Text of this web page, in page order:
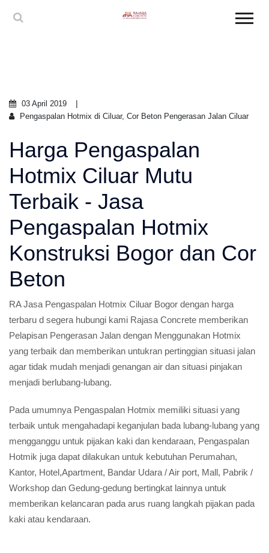
03 April 2019
Pengaspalan Hotmix di Ciluar, Cor Beton Pengerasan Jalan Ciluar
Harga Pengaspalan
Hotmix Ciluar Mutu
Terbaik - Jasa
Pengaspalan Hotmix
Konstruksi Bogor dan Cor
Beton
RA Jasa Pengaspalan Hotmix Ciluar Bogor dengan harga
terbaru d segera hubungi kami Rajasa Concrete memberikan
Pelapisan Pengerasan Jalan dengan Menggunakan Hotmix
yang terbaik dan memberikan untukran pertinggian situasi jalan
agar tidak mudah menjadi genangan air dan situasi pinjakan
menjadi berlubang-lubang.
Pada umumnya Pengaspalan Hotmix memiliki situasi yang
terbaik untuk mengahadapi keganjulan bada lubang-lubang yang
mengganggu untuk pijakan kaki dan kendaraan, Pengaspalan
Hotmik juga dapat dilakukan untuk kebutuhan Perumahan,
Kantor, Hotel,Apartment, Bandar Udara / Air port, Mall, Pabrik /
Workshop dan Gedung-gedung bertingkat lainnya untuk
memberikan kelancaran pada arus ruang langkah pijakan pada
kaki atau kendaraan.